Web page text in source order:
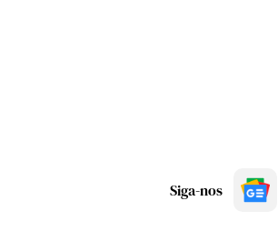
Siga-nos